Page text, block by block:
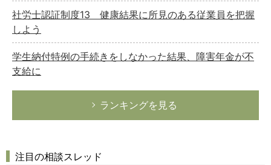
社労士認証制度13 健康結果に所見のある従業員を把握
しよう
学生納付特例の手続きをしなかった結果、障害年金が不
支給に
ランキングを見る
注目の相談スレッド